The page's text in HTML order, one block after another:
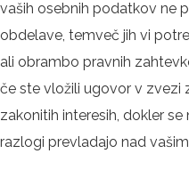
vaših osebnih podatkov ne
obdelave, temveč jih vi
ali obrambo pravnih
če ste vložili ugovor v zvezi
zakonitih interesih, dokler se
razlogi prevladajo nad